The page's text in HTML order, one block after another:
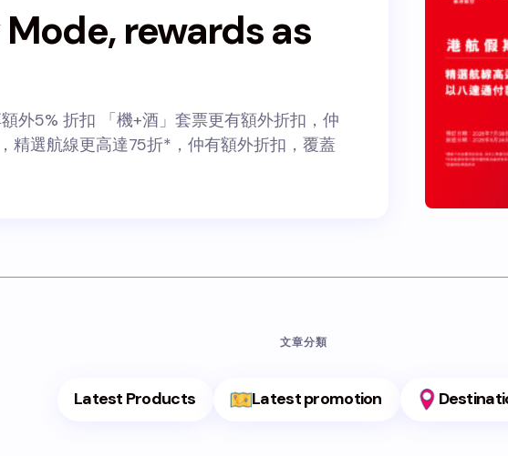
rewards as
外5% 折扣 「機+酒」套票更有額外折扣，仲
精選航線更高達75折*，仲有額外折扣，覆蓋
文章分類
Latest Products Latest promotion